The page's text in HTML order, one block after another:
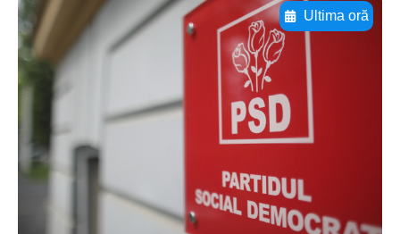
Ultima oră
Adaugă aici textul pentru
subtitluAdaugă aici
textul pentru
subtitluAdaugă aici
textul pentru
subtitluAdaugă aici
textul pentru subti